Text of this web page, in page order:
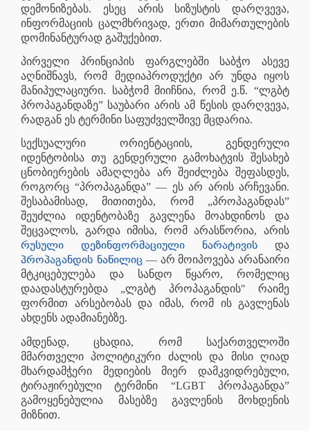
დემონიზებას. ესეც არის სიზუსტის დარღვევა,
ინფორმაციის ცალმხრივად, ერთი მიმართულების
დომინანტურად გაშუქებით.
პირველი პრინციპის ფარგლებში საბჭო ასევე
აღნიშნავს, რომ მედიაპროდუქტი არ უნდა იყოს
მანიპულაციური. საბჭომ მიიჩნია, რომ ე.წ. “ლგბტ
პროპაგანდაზე” საუბარი არის ამ წესის დარღვევა,
რადგან ეს ტერმინი საფუძველშივე მცდარია.
სექსუალური ორიენტაციის, გენდერული
იდენტობისა თუ გენდერული გამოხატვის შესახებ
ცნობიერების ამაღლება არ შეიძლება შეფასდეს,
როგორც “პროპაგანდა” — ეს არ არის არჩევანი.
შესაბამისად, მითითება, რომ „პროპაგანდას”
შეუძლია იდენტობაზე გავლენა მოახდინოს და
შეცვალოს, გარდა იმისა, რომ არასწორია, არის
რუსული დეზინფორმაციული ნარატივის და
პროპაგანდის ნაწილიც — არ მოიპოვება არანაირი
მტკიცებულება და სანდო წყარო, რომელიც
დაადასტურებდა „ლგბტ პროპაგანდის" რაიმე
ფორმით არსებობას და იმას, რომ ის გავლენას
ახდენს ადამიანებზე.
ამდენად, ცხადია, რომ საქართველოში
მმართველი პოლიტიკური ძალის და მისი ღიად
მხარდამჭერი მედიების მიერ დამკვიდრებული,
ტირაჟირებული ტერმინი “LGBT პროპაგანდა”
გამოყენებულია მასებზე გავლენის მოხდენის
მიზნით.